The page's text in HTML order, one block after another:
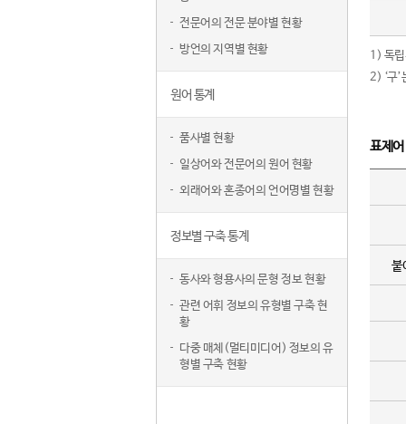
전문어의 전문 분야별 현황
방언의 지역별 현황
원어 통계
품사별 현황
일상어와 전문어의 원어 현황
외래어와 혼종어의 언어명별 현황
정보별 구축 통계
동사와 형용사의 문형 정보 현황
관련 어휘 정보의 유형별 구축 현
황
다중 매체(멀티미디어) 정보의 유
형별 구축 현황
1) 독립
2) ‘구
표제
붙